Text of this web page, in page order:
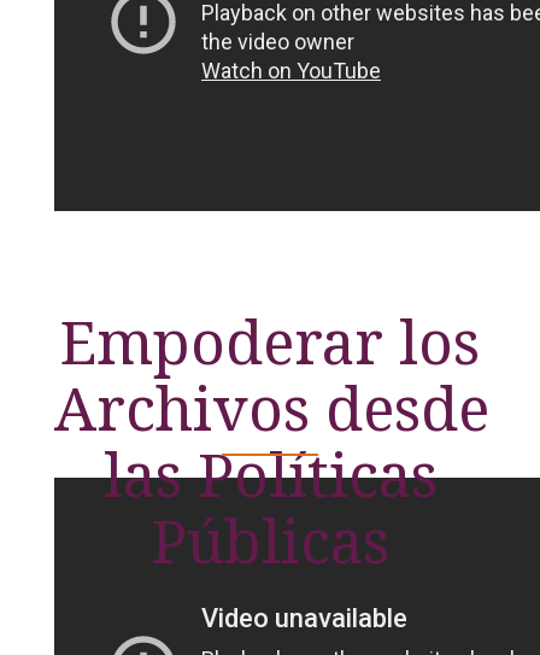
Empoderar los
Archivos desde
las Políticas
Públicas